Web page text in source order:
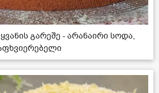
გარეშე - არანაირი სოდა,